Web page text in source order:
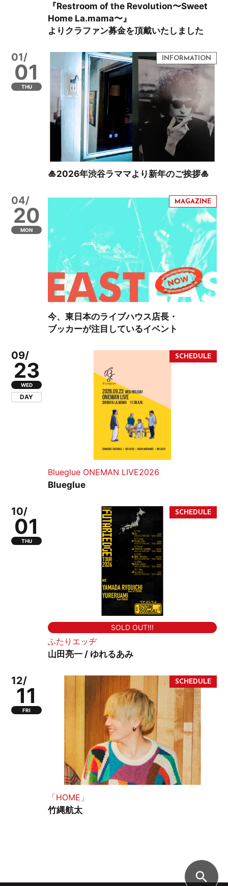
『Restroom of the Revolution〜Sweet
Home La.mama〜』
よりクラファン募金を頂戴いたしました
01/
01
THU
🎍2026年渋谷ラママより新年のご挨拶🎍
04/
20
MON
今、東日本のライブハウス店長・
ブッカーが注目しているイベント
09/
23
WED
DAY
Blueglue ONEMAN LIVE2026
Blueglue
10/
01
THU
SOLD OUT!!!
ふたりエッヂ
山田亮一 / ゆれるあみ
12/
11
FRI
「HOME」
竹縄航太
search